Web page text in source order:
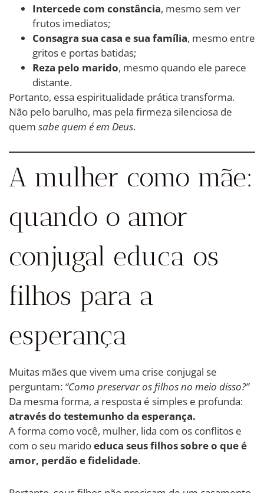
Intercede com constância, mesmo sem ver
frutos imediatos;
Consagra sua casa e sua família, mesmo entre
gritos e portas batidas;
Reza pelo marido, mesmo quando ele parece
distante.
Portanto, essa espiritualidade prática transforma.
Não pelo barulho, mas pela firmeza silenciosa de
quem sabe quem é em Deus.
A mulher como mãe:
quando o amor
conjugal educa os
filhos para a
esperança
Muitas mães que vivem uma crise conjugal se
perguntam: “Como preservar os filhos no meio disso?”
Da mesma forma, a resposta é simples e profunda:
através do testemunho da esperança.
A forma como você, mulher, lida com os conflitos e
com o seu maridoeduca seus filhos sobre o que é
amor, perdão e fidelidade.